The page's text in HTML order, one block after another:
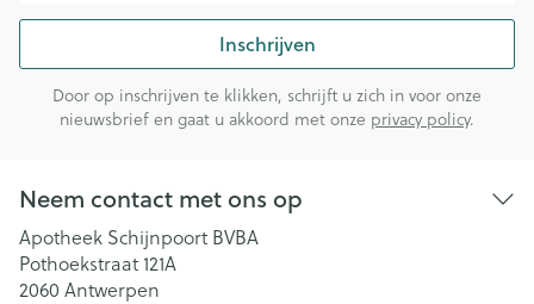
Inschrijven
Door op inschrijven te klikken, schrijft u zich in voor onze
nieuwsbrief en gaat u akkoord met onze privacy policy.
Neem contact met ons op
Apotheek Schijnpoort BVBA
Pothoekstraat 121A
2060 Antwerpen